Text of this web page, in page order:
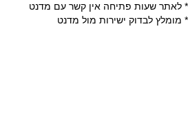
* לאתר שעות פתיחה אין קשר עם מדנט
* מומלץ לבדוק ישירות מול מדנט